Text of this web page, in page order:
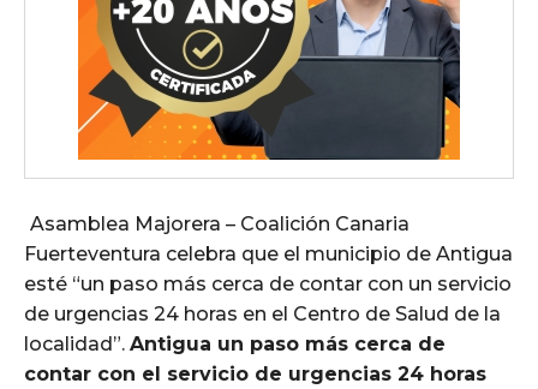
Asamblea Majorera – Coalición Canaria
Fuerteventura celebra que el municipio de Antigua
esté “un paso más cerca de contar con un servicio
de urgencias 24 horas en el Centro de Salud de la
localidad”. Antigua un paso más cerca de
contar con el servicio de urgencias 24 horas